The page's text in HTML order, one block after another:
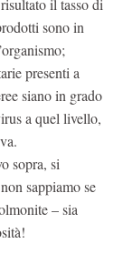
il tasso di
sono in
presenti a
siano in grado
a quel livello,
sopra, si
sappiamo se
– sia